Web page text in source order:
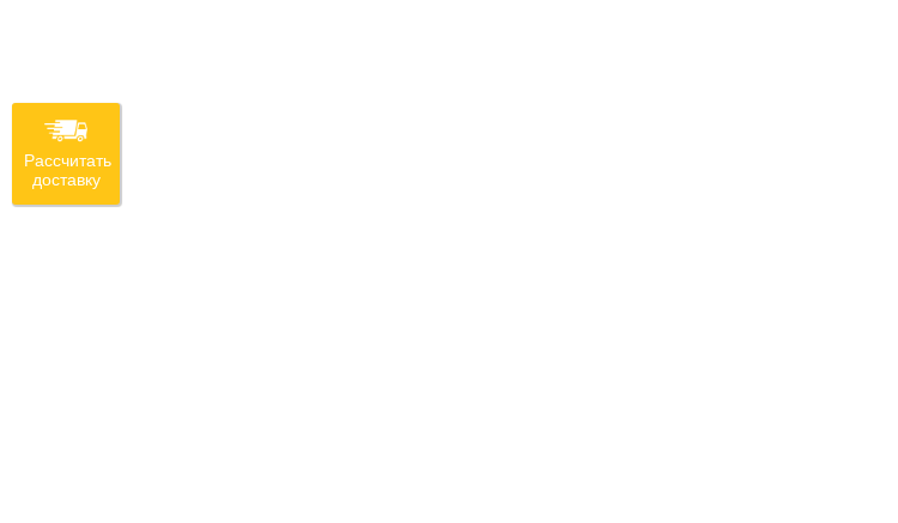
Рассчитать
доставку